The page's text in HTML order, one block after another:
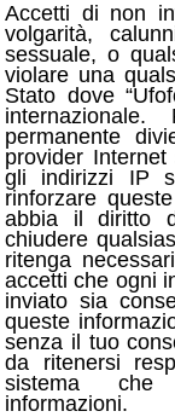
Accetti di non
volgarità,
sessuale, o
violare una
Stato dove
permanente
provider
gli indirizzi IP
rinforzare
abbia il diritto
chiudere
ritenga
accetti che ogni
inviato sia
queste
senza il tuo
da ritenersi
sistema che
informazioni.